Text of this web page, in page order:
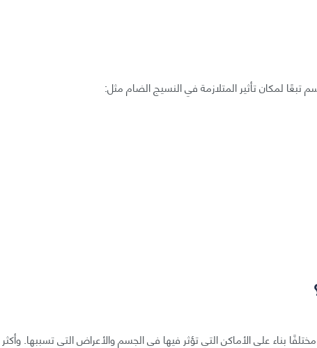
لمكان تأثير المتلازمة في النسيج الضام مثل:
متلازمة إيلرز دانلوس إلى 13 نمطًا مختلفًا بناء على الأماكن التي تؤثر فيها في الجسم والأعراض التي تسببها. وأكثر